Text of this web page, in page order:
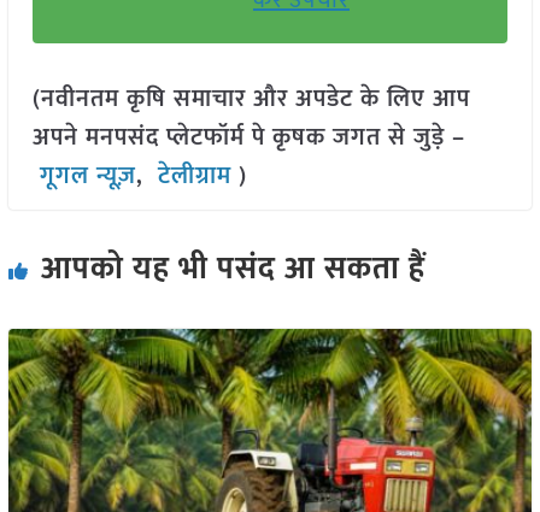
(नवीनतम कृषि समाचार और अपडेट के लिए आप
अपने मनपसंद प्लेटफॉर्म पे कृषक जगत से जुड़े –
गूगल न्यूज़,टेलीग्राम )
आपको यह भी पसंद आ सकता हैं